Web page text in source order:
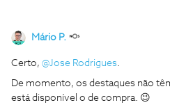
Mário P.
Certo, @Jose Rodrigues.
De momento, os destaques não
está disponível o de compra. 😉